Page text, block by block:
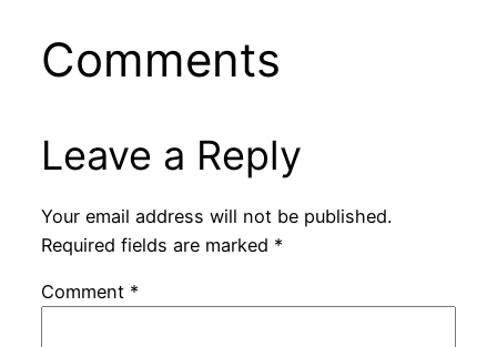
Comments
Leave a Reply
Your email address will not be published.
Required fields are marked *
Comment *